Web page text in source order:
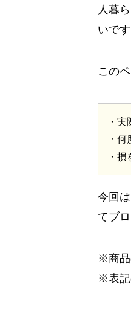
人暮
いです
この
・
・
・
今回
てブ
※商品
※表記